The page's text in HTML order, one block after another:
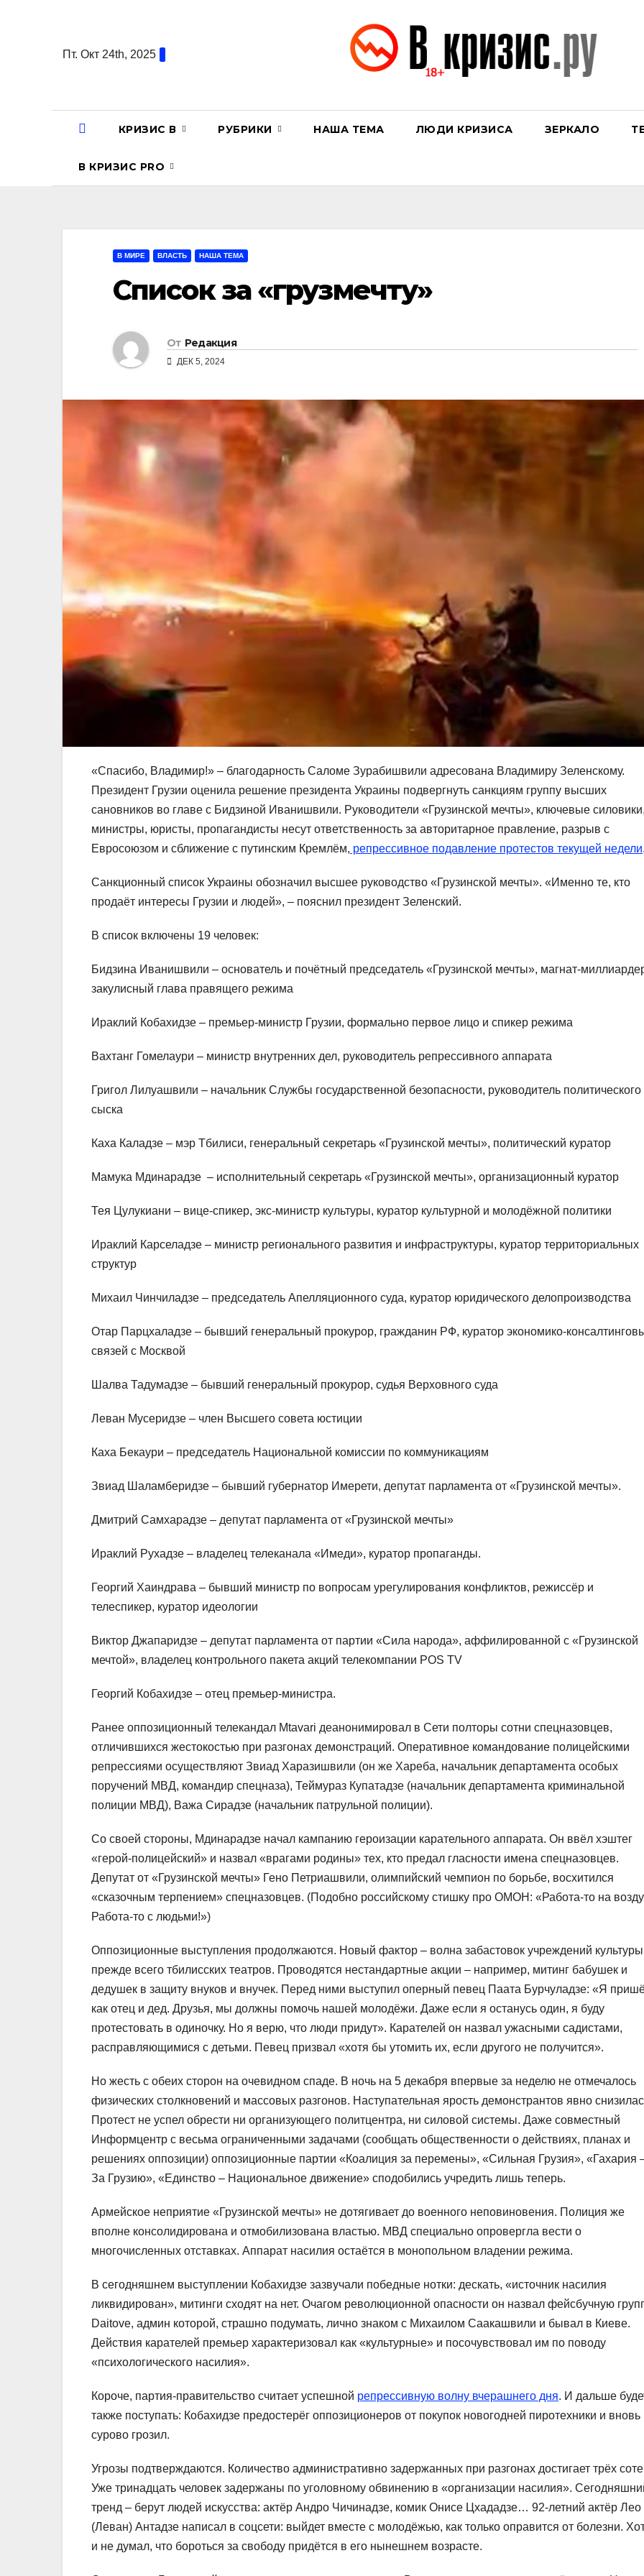
содержаниюПт. Окт 24th, 2025
КРИЗИС В РУБРИКИ НАША ТЕМА ЛЮДИ КРИЗИСА ЗЕРКАЛО
В КРИЗИС PRO
В МИРЕ ВЛАСТЬ НАША ТЕМА
Список за «грузмечту»
От Редакция
ДЕК 5, 2024
«Спасибо, Владимир!» – благодарность Саломе Зурабишвили адресована Владимиру Зеленскому.
Президент Грузии оценила решение президента Украины подвергнуть санкциям группу высших
сановников во главе с Бидзиной Иванишвили. Руководители «Грузинской мечты», ключевые
министры, юристы, пропагандисты несут ответственность за авторитарное правление, разрыв с
Евросоюзом и сближение с путинским Кремлём, репрессивное подавление протестов текущей недели
Санкционный список Украины обозначил высшее руководство «Грузинской мечты». «Именно те, кто
продаёт интересы Грузии и людей», – пояснил президент Зеленский.
В список включены 19 человек:
Бидзина Иванишвили – основатель и почётный председатель «Грузинской мечты», магнат-
закулисный глава правящего режима
Ираклий Кобахидзе – премьер-министр Грузии, формально первое лицо и спикер режима
Вахтанг Гомелаури – министр внутренних дел, руководитель репрессивного аппарата
Григол Лилуашвили – начальник Службы государственной безопасности, руководитель политического
сыска
Каха Каладзе – мэр Тбилиси, генеральный секретарь «Грузинской мечты», политический куратор
Мамука Мдинарадзе – исполнительный секретарь «Грузинской мечты», организационный куратор
Тея Цулукиани – вице-спикер, экс-министр культуры, куратор культурной и молодёжной политики
Ираклий Карселадзе – министр регионального развития и инфраструктуры, куратор территориальных
структур
Михаил Чинчиладзе – председатель Апелляционного суда, куратор юридического делопроизводства
Отар Парцхаладзе – бывший генеральный прокурор, гражданин РФ, куратор экономико-
связей с Москвой
Шалва Тадумадзе – бывший генеральный прокурор, судья Верховного суда
Леван Мусеридзе – член Высшего совета юстиции
Каха Бекаури – председатель Национальной комиссии по коммуникациям
Звиад Шаламберидзе – бывший губернатор Имерети, депутат парламента от «Грузинской мечты».
Дмитрий Самхарадзе – депутат парламента от «Грузинской мечты»
Ираклий Рухадзе – владелец телеканала «Имеди», куратор пропаганды.
Георгий Хаиндрава – бывший министр по вопросам урегулирования конфликтов, режиссёр и
телеспикер, куратор идеологии
Виктор Джапаридзе – депутат парламента от партии «Сила народа», аффилированной с «Грузинской
мечтой», владелец контрольного пакета акций телекомпании POS TV
Георгий Кобахидзе – отец премьер-министра.
Ранее оппозиционный телекандал Mtavari деанонимировал в Сети полторы сотни спецназовцев,
отличившихся жестокостью при разгонах демонстраций. Оперативное командование полицейскими
репрессиями осуществляют Звиад Харазишвили (он же Хареба, начальник департамента особых
поручений МВД, командир спецназа), Теймураз Купатадзе (начальник департамента криминальной
полиции МВД), Важа Сирадзе (начальник патрульной полиции).
Со своей стороны, Мдинарадзе начал кампанию героизации карательного аппарата. Он ввёл хэштег
«герой-полицейский» и назвал «врагами родины» тех, кто предал гласности имена спецназовцев.
Депутат от «Грузинской мечты» Гено Петриашвили, олимпийский чемпион по борьбе, восхитился
«сказочным терпением» спецназовцев. (Подобно российскому стишку про ОМОН: «Работа-то на
Работа-то с людьми!»)
Оппозиционные выступления продолжаются. Новый фактор – волна забастовок учреждений
прежде всего тбилисских театров. Проводятся нестандартные акции – например, митинг бабушек и
дедушек в защиту внуков и внучек. Перед ними выступил оперный певец Паата Бурчуладзе: «Я
как отец и дед. Друзья, мы должны помочь нашей молодёжи. Даже если я останусь один, я буду
протестовать в одиночку. Но я верю, что люди придут». Карателей он назвал ужасными садистами,
расправляющимися с детьми. Певец призвал «хотя бы утомить их, если другого не получится».
Но жесть с обеих сторон на очевидном спаде. В ночь на 5 декабря впервые за неделю не отмечалось
физических столкновений и массовых разгонов. Наступательная ярость демонстрантов явно
Протест не успел обрести ни организующего политцентра, ни силовой системы. Даже совместный
Информцентр с весьма ограниченными задачами (сообщать общественности о действиях, планах и
решениях оппозиции) оппозиционные партии «Коалиция за перемены», «Сильная Грузия», «Гахария
За Грузию», «Единство – Национальное движение» сподобились учредить лишь теперь.
Армейское неприятие «Грузинской мечты» не дотягивает до военного неповиновения. Полиция же
вполне консолидирована и отмобилизована властью. МВД специально опровергла вести о
многочисленных отставках. Аппарат насилия остаётся в монопольном владении режима.
В сегодняшнем выступлении Кобахидзе зазвучали победные нотки: дескать, «источник насилия
ликвидирован», митинги сходят на нет. Очагом революционной опасности он назвал фейсбучную
Daitove, админ которой, страшно подумать, лично знаком с Михаилом Саакашвили и бывал в Киеве.
Действия карателей премьер характеризовал как «культурные» и посочувствовал им по поводу
«психологического насилия».
Короче, партия-правительство считает успешной репрессивную волну вчерашнего дня. И дальше
также поступать: Кобахидзе предостерёг оппозиционеров от покупок новогодней пиротехники и вновь
сурово грозил.
Угрозы подтверждаются. Количество административно задержанных при разгонах достигает трёх
Уже тринадцать человек задержаны по уголовному обвинению в «организации насилия».
тренд – берут людей искусства: актёр Андро Чичинадзе, комик Онисе Цхададзе… 92-летний актёр Лео
(Леван) Антадзе написал в соцсети: выйдет вместе с молодёжью, как только оправится от болезни.
и не думал, что бороться за свободу придётся в его нынешнем возрасте.